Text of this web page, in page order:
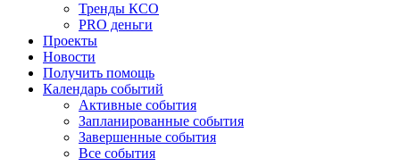
Тренды КСО
PRO деньги
Проекты
Новости
Получить помощь
Календарь событий
Активные события
Запланированные события
Завершенные события
Все события